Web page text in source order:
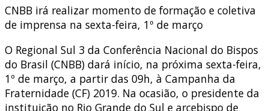
CNBB irá realizar momento de formação e coletiva
de imprensa na sexta-feira, 1º de março
O Regional Sul 3 da Conferência Nacional do Bispos
do Brasil (CNBB) dará início, na próxima sexta-feira,
1º de março, a partir das 09h, à Campanha da
Fraternidade (CF) 2019. Na ocasião, o presidente da
instituição no Rio Grande do Sul e arcebispo de